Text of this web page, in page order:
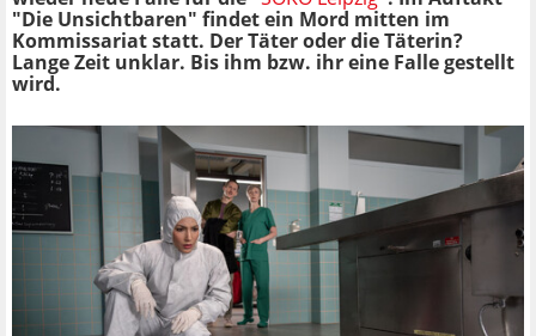
"Die Unsichtbaren" findet ein Mord mitten im
Kommissariat statt. Der Täter oder die Täterin?
Lange Zeit unklar. Bis ihm bzw. ihr eine Falle gestellt
wird.